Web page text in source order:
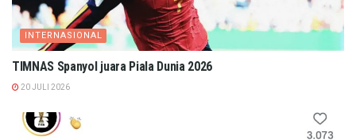
INTERNASIONAL
TIMNAS Spanyol juara Piala Dunia 2026
20 JULI 2026